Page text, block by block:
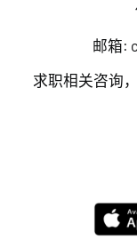
邮箱:
求职相关咨询